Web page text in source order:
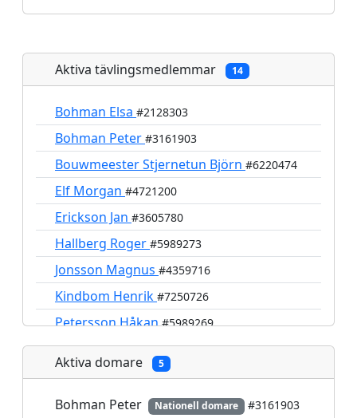
Aktiva tävlingsmedlemmar 14
Bohman Elsa #2128303
Bohman Peter #3161903
Bouwmeester Stjernetun Björn #6220474
Elf Morgan #4721200
Erickson Jan #3605780
Hallberg Roger #5989273
Jonsson Magnus #4359716
Kindbom Henrik #7250726
Petersson Håkan#5989269
Smedman Lars#6333025
Stjernetun Fred#6222996
Svensson Mattias#7031737
Aktiva domare 5
Bohman Peter Nationell domare #3161903